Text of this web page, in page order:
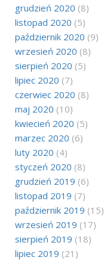
grudzień 2020 (8)
listopad 2020 (5)
październik 2020 (9)
wrzesień 2020 (8)
sierpień 2020 (5)
lipiec 2020 (7)
czerwiec 2020 (8)
maj 2020 (10)
kwiecień 2020 (5)
marzec 2020 (6)
luty 2020 (4)
styczeń 2020 (8)
grudzień 2019 (6)
listopad 2019 (7)
październik 2019 (15)
wrzesień 2019 (17)
sierpień 2019 (18)
lipiec 2019 (21)